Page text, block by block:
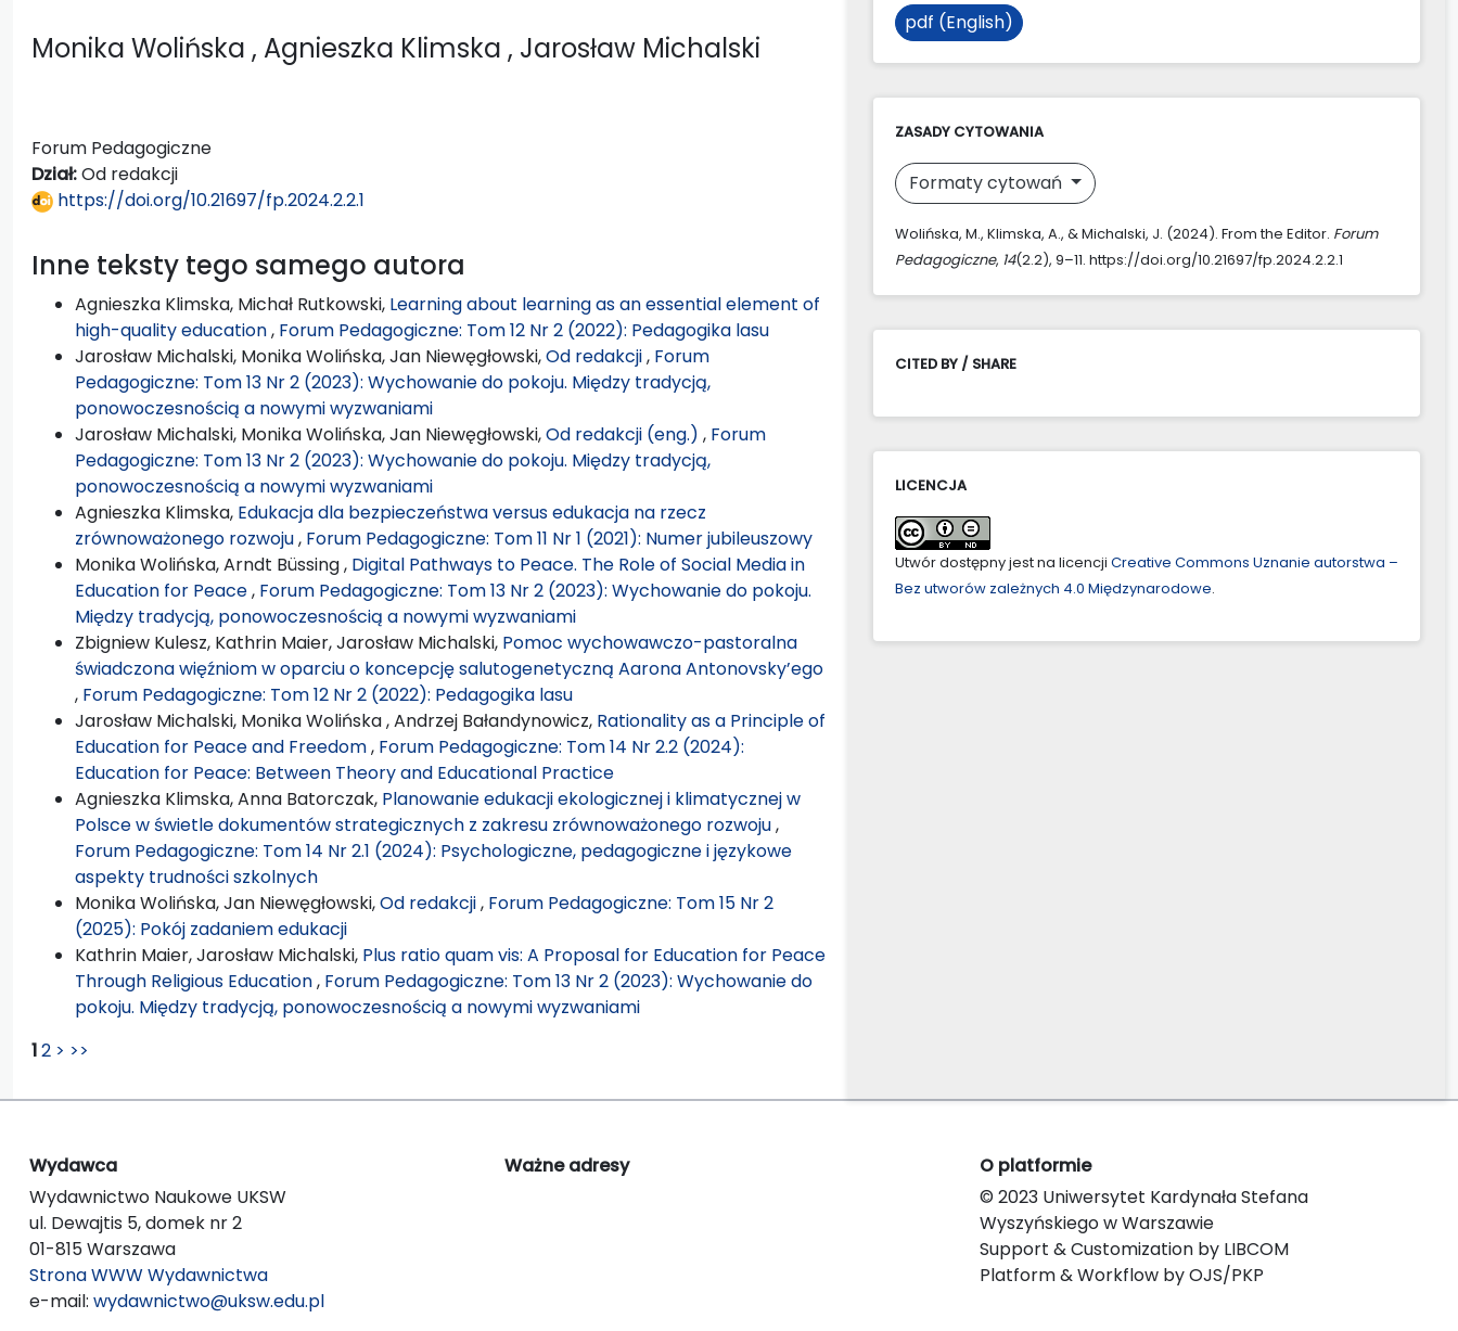
Monika Wolińska , Agnieszka Klimska , Jarosław Michalski
Forum Pedagogiczne
Dział:Od redakcji
https://doi.org/10.21697/fp.2024.2.2.1
Inne teksty tego samego autora
Agnieszka Klimska, Michał Rutkowski, Learning about learning as an essential element of
high-quality education, Forum Pedagogiczne: Tom 12 Nr 2 (2022): Pedagogika lasu
Jarosław Michalski, Monika Wolińska, Jan Niewęgłowski,Od redakcji, Forum
Pedagogiczne: Tom 13 Nr 2 (2023): Wychowanie do pokoju. Między tradycją,
ponowoczesnością a nowymi wyzwaniami
Jarosław Michalski, Monika Wolińska, Jan Niewęgłowski,Od redakcji (eng.) , Forum
Pedagogiczne: Tom 13 Nr 2 (2023): Wychowanie do pokoju. Między tradycją,
ponowoczesnością a nowymi wyzwaniami
Agnieszka Klimska, Edukacja dla bezpieczeństwa versus edukacja na rzecz
zrównoważonego rozwoju, Forum Pedagogiczne: Tom 11 Nr 1 (2021): Numer jubileuszowy
Monika Wolińska, Arndt Büssing , Digital Pathways to Peace. The Role of Social Media in
Education for Peace, Forum Pedagogiczne: Tom 13 Nr 2 (2023): Wychowanie do pokoju.
Między tradycją, ponowoczesnością a nowymi wyzwaniami
Zbigniew Kulesz, Kathrin Maier, Jarosław Michalski, Pomoc wychowawczo-pastoralna
świadczona więźniom w oparciu o koncepcję salutogenetyczną Aarona Antonovsky’ego
, Forum Pedagogiczne: Tom 12 Nr 2 (2022): Pedagogika lasu
Jarosław Michalski, Monika Wolińska , Andrzej Bałandynowicz, Rationality as a Principle of
Education for Peace and Freedom, Forum Pedagogiczne: Tom 14 Nr 2.2 (2024):
Education for Peace: Between Theory and Educational Practice
Agnieszka Klimska, Anna Batorczak, Planowanie edukacji ekologicznej i klimatycznej w
Polsce w świetle dokumentów strategicznych z zakresu zrównoważonego rozwoju,
Forum Pedagogiczne: Tom 14 Nr 2.1 (2024): Psychologiczne, pedagogiczne i językowe
aspekty trudności szkolnych
Monika Wolińska, Jan Niewęgłowski,Od redakcji, Forum Pedagogiczne: Tom 15 Nr 2
(2025): Pokój zadaniem edukacji
Kathrin Maier, Jarosław Michalski, Plus ratio quam vis: A Proposal for Education for Peace
Through Religious Education, Forum Pedagogiczne: Tom 13 Nr 2 (2023): Wychowanie do
pokoju. Między tradycją, ponowoczesnością a nowymi wyzwaniami
12 > >>
pdf (English)
ZASADY CYTOWANIA
Formaty cytowań
Wolińska, M., Klimska, A., & Michalski, J. (2024). From the Editor. Forum
Pedagogiczne, 14(2.2), 9–11. https://doi.org/10.21697/fp.2024.2.2.1
CITED BY / SHARE
LICENCJA
Utwór dostępny jest na licencji Creative Commons Uznanie autorstwa –
Bez utworów zależnych 4.0 Międzynarodowe.
Wydawca
Wydawnictwo Naukowe UKSW
ul. Dewajtis 5, domek nr 2
01-815 Warszawa
Strona WWW Wydawnictwa
e-mail: wydawnictwo@uksw.edu.pl
Ważne adresy
O platformie
© 2023 Uniwersytet Kardynała Stefana
Wyszyńskiego w Warszawie
Support & Customization by LIBCOM
Platform & Workflow by OJS/PKP